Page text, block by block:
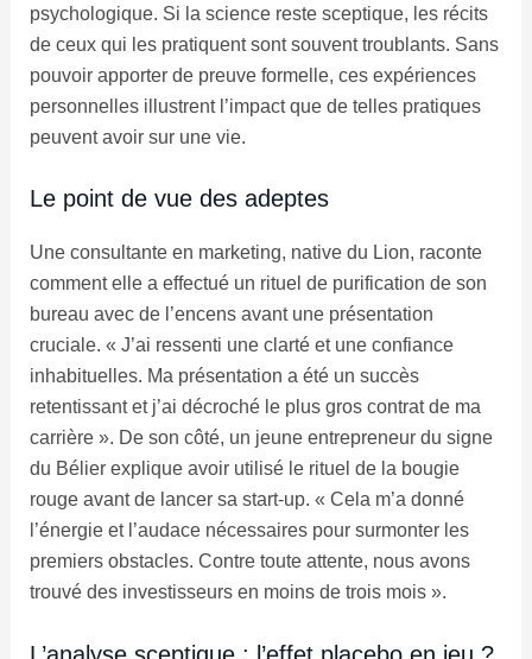
psychologique. Si la science reste sceptique, les récits
de ceux qui les pratiquent sont souvent troublants. Sans
pouvoir apporter de preuve formelle, ces expériences
personnelles illustrent l’impact que de telles pratiques
peuvent avoir sur une vie.
Le point de vue des adeptes
Une consultante en marketing, native du Lion, raconte
comment elle a effectué un rituel de purification de son
bureau avec de l’encens avant une présentation
cruciale. « J’ai ressenti une clarté et une confiance
inhabituelles. Ma présentation a été un succès
retentissant et j’ai décroché le plus gros contrat de ma
carrière ». De son côté, un jeune entrepreneur du signe
du Bélier explique avoir utilisé le rituel de la bougie
rouge avant de lancer sa start-up. « Cela m’a donné
l’énergie et l’audace nécessaires pour surmonter les
premiers obstacles. Contre toute attente, nous avons
trouvé des investisseurs en moins de trois mois ».